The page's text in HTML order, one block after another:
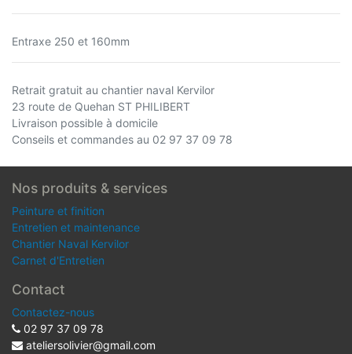
Entraxe 250 et 160mm
Retrait gratuit au chantier naval Kervilor
23 route de Quehan ST PHILIBERT
Livraison possible à domicile
Conseils et commandes au 02 97 37 09 78
Nos produits & services
Peinture et finition
Entretien et maintenance
Chantier Naval Kervilor
Carnet d'Entretien
Contact
Contactez-nous
02 97 37 09 78
ateliersolivier@gmail.com